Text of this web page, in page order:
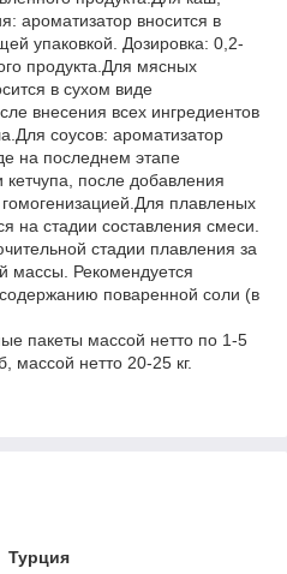
ароматизатор вносится в
упаковкой. Дозировка: 0,2-
продукта.Для мясных
в сухом виде
внесения всех ингредиентов
соусов: ароматизатор
на последнем этапе
после добавления
плавленых
на стадии составления смеси.
стадии плавления за
массы. Рекомендуется
поваренной соли (в
пакеты массой нетто по 1-5
массой нетто 20-25 кг.
Турция